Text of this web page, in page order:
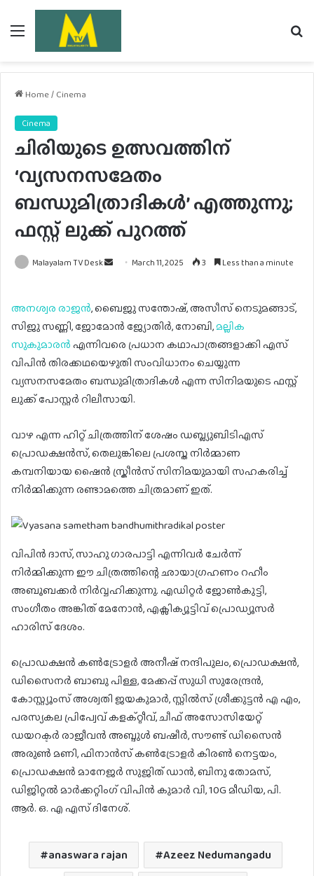
Menu
Home/ Cinema
Cinema
ചിരിയുടെ ഉത്സവത്തിന്
‘വ്യസനസമേതം
ബന്ധുമിത്രാദികൾ’ എത്തുന്നു;
ഫസ്റ്റ് ലുക്ക് പുറത്ത്
Malayalam TV Desk
Send March 11, 2025 3 Less than a minute
അനശ്വര രാജൻ, ബൈജു സന്തോഷ്, അസീസ് നെടുമങ്ങാട്,
സിജു സണ്ണി, ജോമോൻ ജ്യോതിർ, നോബി,മല്ലിക
സുകുമാരൻഎന്നിവരെ പ്രധാന കഥാപാത്രങ്ങളാക്കി എസ്
വിപിൻ തിരക്കഥയെഴുതി സംവിധാനം ചെയ്യുന്ന
വ്യസനസമേതം ബന്ധുമിത്രാദികൾ എന്ന സിനിമയുടെ ഫസ്റ്റ്
ലുക്ക് പോസ്റ്റർ റിലീസായി.
വാഴ എന്ന ഹിറ്റ് ചിത്രത്തിന് ശേഷം ഡബ്ല്യുബിടിഎസ്
പ്രൊഡക്ഷൻസ്, തെലുങ്കിലെ പ്രശസ്ത നിർമ്മാണ
കമ്പനിയായ ഷൈൻ സ്ക്രീൻസ് സിനിമയുമായി സഹകരിച്ച്
നിര്‍മ്മിക്കുന്ന രണ്ടാമത്തെ ചിത്രമാണ് ഇത്.
വിപിൻ ദാസ്, സാഹു ഗാരപാട്ടി എന്നിവർ ചേർന്ന്
നിർമ്മിക്കുന്ന ഈ ചിത്രത്തിന്റെ ഛായാഗ്രഹണം റഹീം
അബൂബക്കർ നിർവ്വഹിക്കുന്നു. എഡിറ്റർ ജോൺകുട്ടി,
സംഗീതം അങ്കിത് മേനോൻ, എക്സിക്യൂട്ടിവ് പ്രൊഡ്യൂസർ
ഹാരിസ് ദേശം.
പ്രൊഡക്ഷൻ കൺട്രോളർ അനീഷ് നന്ദിപുലം, പ്രൊഡക്ഷൻ,
ഡിസൈനർ ബാബു പിള്ള, മേക്കപ്പ് സുധി സുരേന്ദ്രൻ,
കോസ്റ്റ്യൂംസ് അശ്വതി ജയകുമാർ, സ്റ്റിൽസ് ശ്രീക്കുട്ടൻ എ എം,
പരസ്യകല പ്രിപ്വേവ് കളക്റ്റീവ്, ചീഫ് അസോസിയേറ്റ്
ഡയറക്ടർ രാജീവൻ അബ്ദുൾ ബഷീർ, സൗണ്ട് ഡിസൈൻ
അരുൺ മണി, ഫിനാൻസ് കൺട്രോളർ കിരൺ നെട്ടയം,
പ്രൊഡക്ഷൻ മാനേജർ സുജിത് ഡാൻ, ബിനു തോമസ്,
ഡിജിറ്റൽ മാർക്കറ്റിംഗ് വിപിൻ കുമാർ വി, 10G മീഡിയ, പി.
ആർ. ഒ. എ എസ് ദിനേശ്.
anaswara rajan
Azeez Nedumangadu